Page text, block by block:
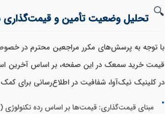
🔍 تحلیل وضعیت تأمین و قیمت‌گذاری
با توجه به پرسش‌های مکرر مراجعین محترم در
قیمت خرید سمعک در این صفحه، بر اساس آخرین
در کلینیک نیک‌آوا، شفافیت در اطلاع‌رسانی برای
مبنای قیمت‌گذاری: قیمت‌ها بر اساس رده تکنولوژی (Basic تا Premium) و نرخ مصوب شرکت‌های مادر تنظیم شده‌اند.